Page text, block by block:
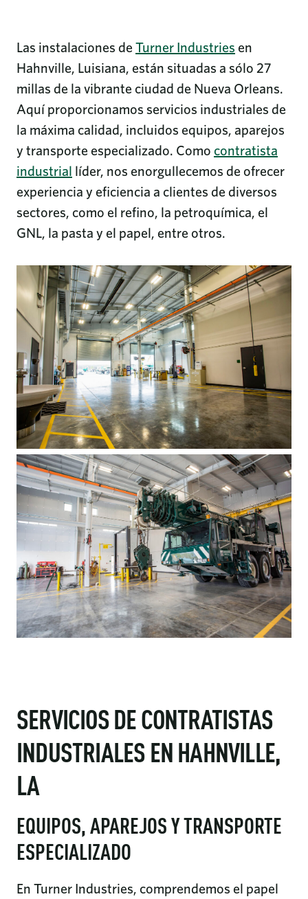
Las instalaciones de Turner Industries en
Hahnville, Luisiana, están situadas a sólo 27
millas de la vibrante ciudad de Nueva Orleans.
Aquí proporcionamos servicios industriales de
la máxima calidad, incluidos equipos, aparejos
y transporte especializado. Como contratista
industrial líder, nos enorgullecemos de ofrecer
experiencia y eficiencia a clientes de diversos
sectores, como el refino, la petroquímica, el
GNL, la pasta y el papel, entre otros.
SERVICIOS DE CONTRATISTAS
INDUSTRIALES EN HAHNVILLE,
LA
EQUIPOS, APAREJOS Y TRANSPORTE
ESPECIALIZADO
En Turner Industries, comprendemos el papel